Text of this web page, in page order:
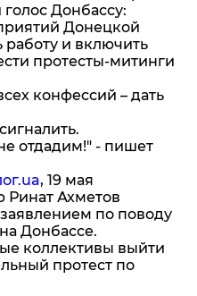
Донбассу:
Донецкой
работу и включить
протесты-митинги
конфессий – дать
отдадим!" - пишет
, 19 мая
Ринат Ахметов
по поводу
Донбассе.
коллективы выйти
протест по